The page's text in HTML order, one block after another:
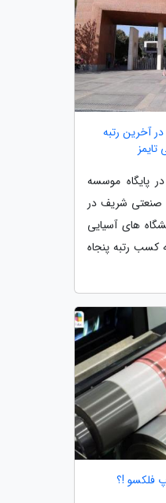
آخرین رتبه
پایگاه موسسه
صنعتی شریف در
های آسیایی
به کسب رتبه پنجاه
فلکسو !؟